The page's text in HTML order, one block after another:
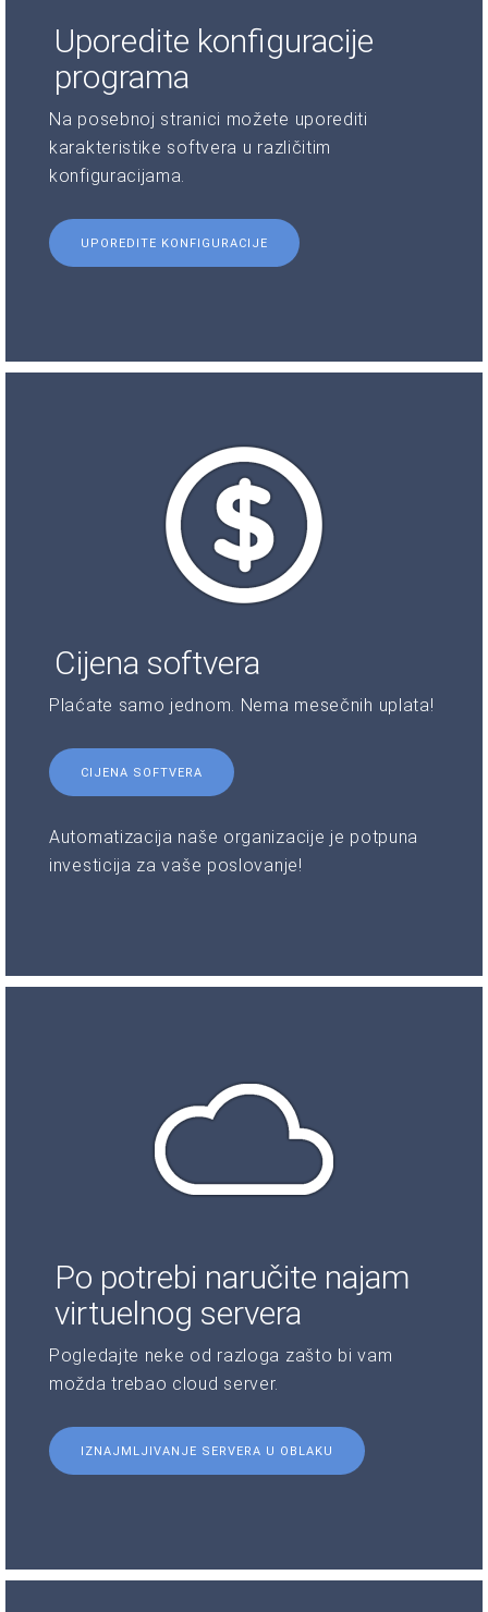
Uporedite konfiguracije
programa
Na posebnoj stranici možete uporediti
karakteristike softvera u različitim
konfiguracijama.
UPOREDITE KONFIGURACIJE
Cijena softvera
Plaćate samo jednom. Nema mesečnih uplata!
CIJENA SOFTVERA
Automatizacija naše organizacije je potpuna
investicija za vaše poslovanje!
Po potrebi naručite najam
virtuelnog servera
Pogledajte neke od razloga zašto bi vam
možda trebao cloud server.
IZNAJMLJIVANJE SERVERA U OBLAKU